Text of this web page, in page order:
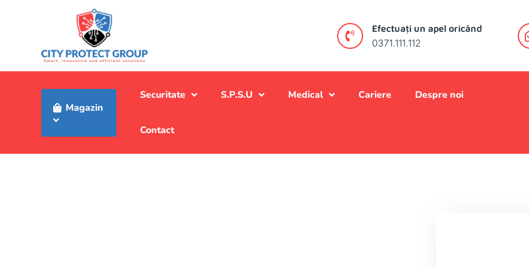
Efectuați un apel oricând
0371.111.112
Magazin
Securitate S.P.S.U Medical Cariere Despre noi
Contact